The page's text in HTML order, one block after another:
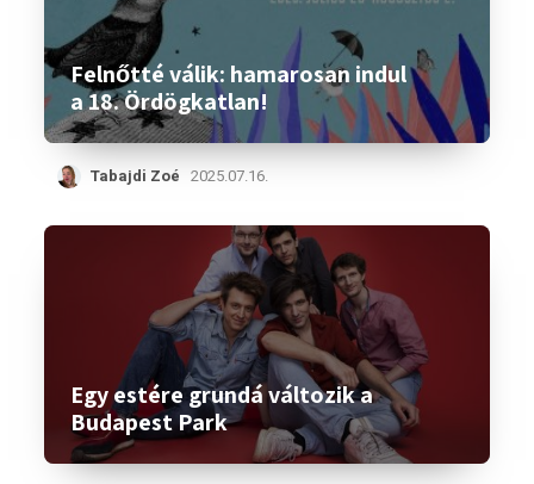
Felnőtté válik: hamarosan indul
a 18. Ördögkatlan!
Tabajdi Zoé 2025.07.16.
Egy estére grundá változik a
Budapest Park